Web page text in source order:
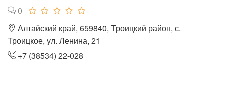
0
Алтайский край, 659840, Троицкий район, с.
Троицкое, ул. Ленина, 21
+7 (38534) 22-028